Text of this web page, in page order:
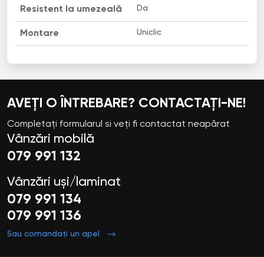
Resistent la umezeală Da
Montare Uniclic
AVEȚI O ÎNTREBARE? CONTACTAȚI-NE!
Completați formularul si veți fi contactat neapărat
Vânzări mobilă
079 991 132
Vânzări uși/laminat
079 991 134
079 991 136
Sau comandați un apel